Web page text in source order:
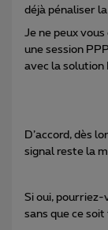
déjà pénaliser
Je ne peux
une session
avec la solution
D’accord, dès
signal reste la
Si oui, pourriez-
sans que ce